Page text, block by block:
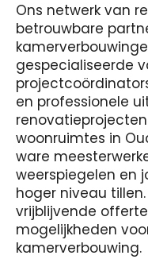
Ons netwerk van
betrouwbare
gespecialiseerde
en professionele
woonruimtes in
ware
weerspiegelen en
hoger niveau
vrijblijvende
mogelijkheden
kamerverbouwing.